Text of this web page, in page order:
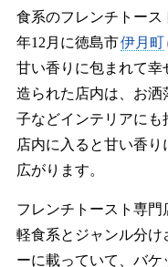
食系のフレンチトース
年12月に徳島市伊月町
甘い香りに包まれて幸
造られた店内は、お
子などインテリアに
店内に入ると甘い香
広がります。
フレンチトースト専
軽食系とジャンル分け
ーに載っていて、バ